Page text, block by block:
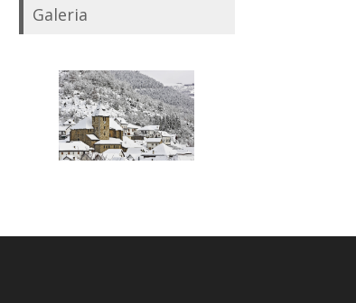
Galeria